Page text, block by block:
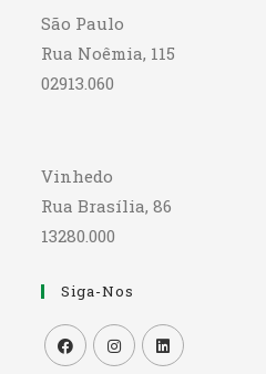
São Paulo
Rua Noêmia, 115
02913.060
Vinhedo
Rua Brasília, 86
13280.000
Siga-Nos